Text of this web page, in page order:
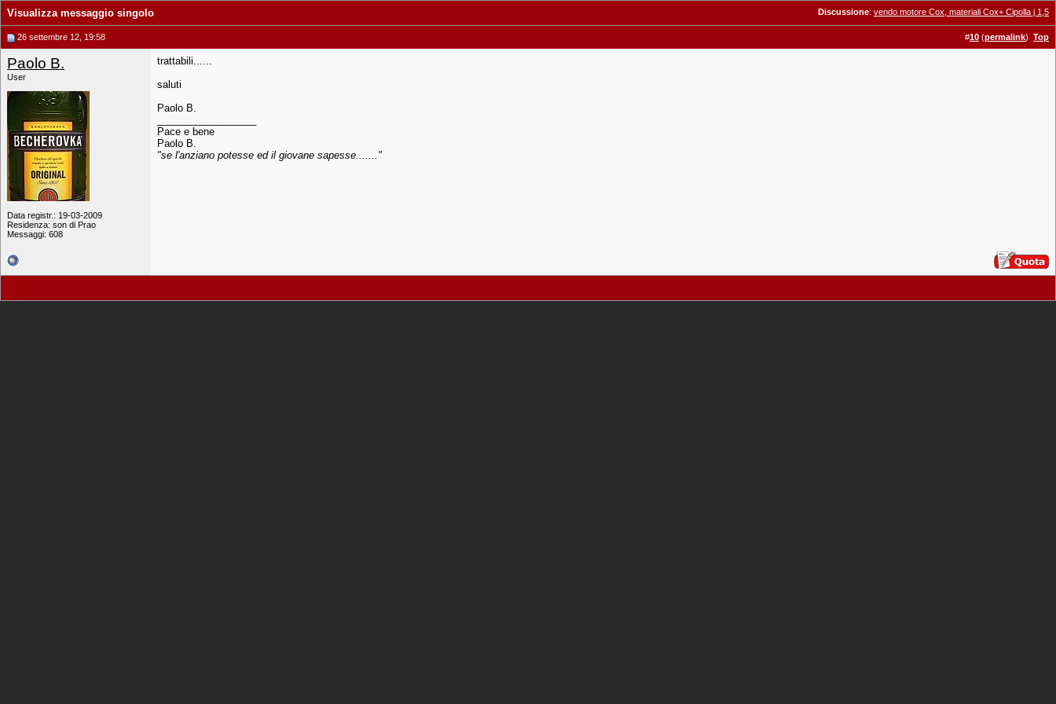
Discussione: vendo motore Cox, materiali Cox+ Cipolla j 1,5
Visualizza messaggio singolo
26 settembre 12, 19:58 #10 (permalink) Top
Paolo B.
User
Data registr.: 19-03-2009
Residenza: son di Prao
Messaggi: 608
trattabili......
saluti
Paolo B.
Pace e bene
Paolo B.
"se l'anziano potesse ed il giovane sapesse......."